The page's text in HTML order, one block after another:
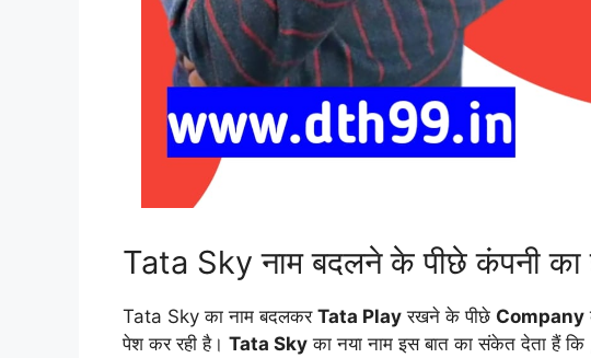
Tata Sky नाम बदलने के पीछे कंपनी
Tata Sky का नाम बदलकर Tata Play रखने के पीछे Company
पेश कर रही है। Tata Sky का नया नाम इस बात का संकेत देता हैं कि